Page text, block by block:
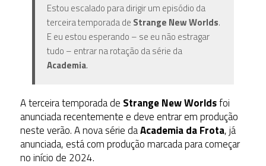
Estou escalado para dirigir um episódio da
terceira temporada de Strange New Worlds.
E eu estou esperando – se eu não estragar
tudo – entrar na rotação da série da
Academia.
A terceira temporada de Strange New Worldsfoi
anunciada recentemente e deve entrar em produção
neste verão. A nova série daAcademia da Frota, já
anunciada, está com produção marcada para começar
no início de 2024.